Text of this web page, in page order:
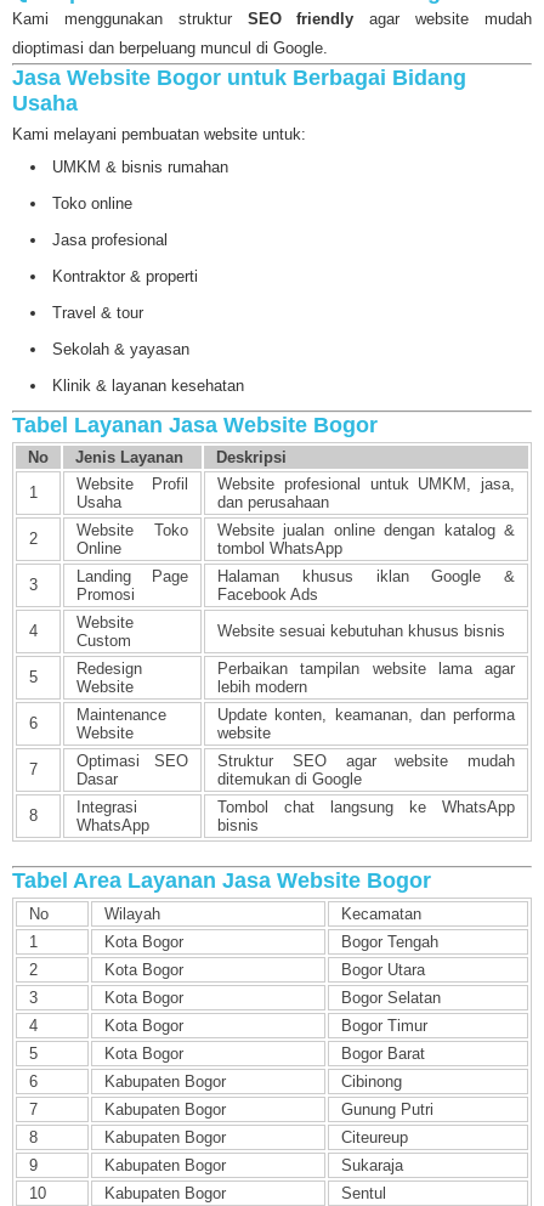
Kami menggunakan struktur SEO friendly agar website mudah
dioptimasi dan berpeluang muncul di Google.
Jasa Website Bogor untuk Berbagai Bidang
Usaha
Kami melayani pembuatan website untuk:
UMKM & bisnis rumahan
Toko online
Jasa profesional
Kontraktor & properti
Travel & tour
Sekolah & yayasan
Klinik & layanan kesehatan
Tabel Layanan Jasa Website Bogor
No Jenis Layanan
Deskripsi
1
Website Profil
Usaha
Website profesional untuk UMKM, jasa,
dan perusahaan
2
Website Toko
Online
Website jualan online dengan katalog &
tombol WhatsApp
3
Landing Page
Promosi
Halaman khusus iklan Google &
Facebook Ads
4
Website
Custom
Website sesuai kebutuhan khusus bisnis
5
Redesign
Website
Perbaikan tampilan website lama agar
lebih modern
6
Maintenance
Website
Update konten, keamanan, dan performa
website
7
Optimasi SEO
Dasar
Struktur SEO agar website mudah
ditemukan di Google
8
Integrasi
WhatsApp
Tombol chat langsung ke WhatsApp
bisnis
Tabel Area Layanan Jasa Website Bogor
No Wilayah
Kecamatan
1
Kota Bogor
Bogor Tengah
2
Kota Bogor
Bogor Utara
3
Kota Bogor
Bogor Selatan
4
Kota Bogor
Bogor Timur
5
Kota Bogor
Bogor Barat
6
Kabupaten Bogor
Cibinong
7
Kabupaten Bogor
Gunung Putri
8
Kabupaten Bogor
Citeureup
9
Kabupaten Bogor
Sukaraja
10
Kabupaten Bogor
Sentul